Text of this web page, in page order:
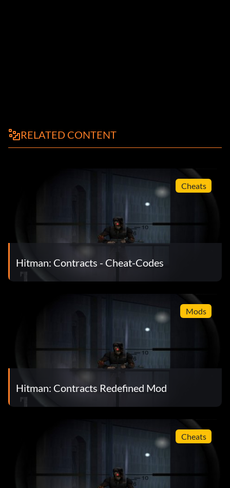
RELATED CONTENT
Cheats
Hitman: Contracts - Cheat-Codes
Mods
Hitman: Contracts Redefined Mod
Cheats